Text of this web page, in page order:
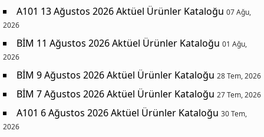
A101 13 Ağustos 2026 Aktüel Ürünler Kataloğu 07 Ağu,
2026
BİM 11 Ağustos 2026 Aktüel Ürünler Kataloğu 01 Ağu,
2026
BİM 9 Ağustos 2026 Aktüel Ürünler Kataloğu 28 Tem, 2026
BİM 7 Ağustos 2026 Aktüel Ürünler Kataloğu 27 Tem, 2026
A101 6 Ağustos 2026 Aktüel Ürünler Kataloğu 30 Tem,
2026